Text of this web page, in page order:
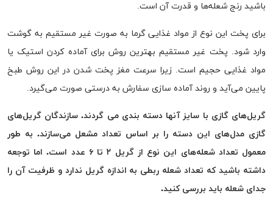
باشید رنج شعله‌ها و قدرت آن است.
برای پخت این نوع از مواد غذایی گرما به صورت غیر مستقیم به گوشت
وارد شود. پخت غیر مستقیم بهترین روش برای آماده کردن استیک یا
مواد غذایی حجیم است. زیرا سرعت مغز پخت شدن در این روش طبخ
پایین می‌آید و روند آماده سازی سفارش به درستی صورت می‌گیرد.
گریل‌های گازی با سایز آنها دسته بندی می گردند. سازندگان گریل‌های
گازی مدل‌های این دسته را بر اساس تعداد مشعل می‌سازند. به طور
معمول تعداد شعله‌های این نوع از گریل ۲ تا ۶ عدد است. اما توجعه
داشته باشید که تعداد شعله ربطی به اندازه گریل ندارد و ظرفیت آن را
جدای شعله باید بررسی کنید.